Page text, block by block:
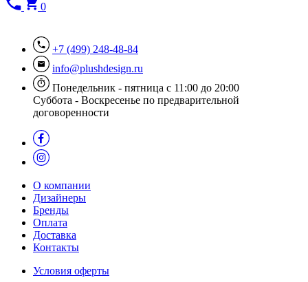
0
+7 (499) 248-48-84
info@plushdesign.ru
Понедельник - пятница с 11:00 до 20:00
Суббота - Воскресенье по предварительной
договоренности
О компании
Дизайнеры
Бренды
Оплата
Доставка
Контакты
Условия оферты